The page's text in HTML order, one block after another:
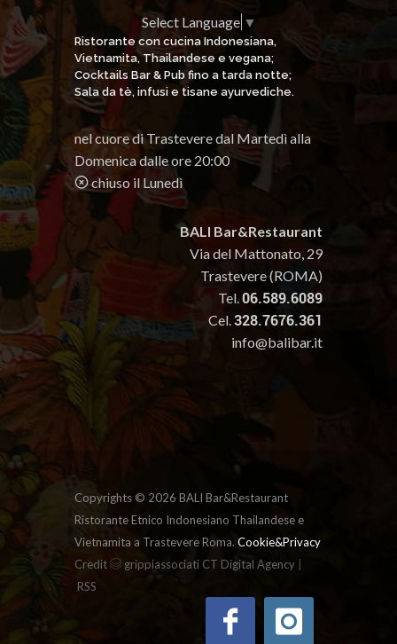
Select Language ▼
Ristorante con cucina Indonesiana,
Vietnamita, Thailandese e vegana;
Cocktails Bar & Pub fino a tarda notte;
Sala da tè, infusi e tisane ayurvediche.
nel cuore di Trastevere dal Martedì alla
Domenica dalle ore 20:00
chiuso il Lunedì
BALI Bar&Restaurant
Via del Mattonato, 29
Trastevere (ROMA)
Tel.06.589.6089
Cel.328.7676.361
info@balibar.it
Copyrights © 2026 BALI Bar&Restaurant
Ristorante Etnico Indonesiano Thailandese e
Vietnamita a Trastevere Roma. Cookie&Privacy
Credit
grippiassociati CT Digital Agency |
RSS